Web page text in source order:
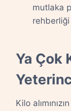
mutlaka
rehberliği
Ya Çok
Kilo